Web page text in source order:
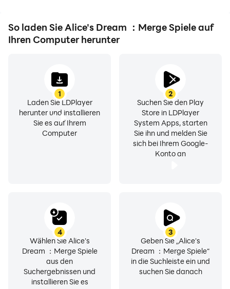
So laden Sie Alice's Dream ：Merge Spiele auf
Ihren Computer herunter
1
Laden Sie LDPlayer
herunter und installieren
Sie es auf Ihrem
Computer
2
Suchen Sie den Play
Store in LDPlayer
System Apps, starten
Sie ihn und melden Sie
sich bei Ihrem Google-
Konto an
3
Geben Sie „Alice's
Dream ：Merge Spiele“
in die Suchleiste ein und
suchen Sie danach
4
Wählen Sie Alice's
Dream ：Merge Spiele
aus den
Suchergebnissen und
installieren Sie es